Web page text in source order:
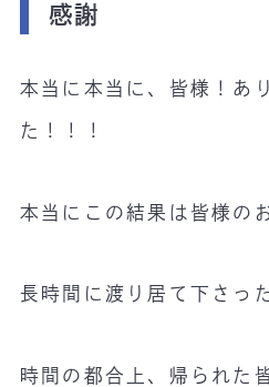
感謝
本当に本当に、皆様！あ
た！！！
本当にこの結果は皆様の
長時間に渡り居て下さっ
時間の都合上、帰られた